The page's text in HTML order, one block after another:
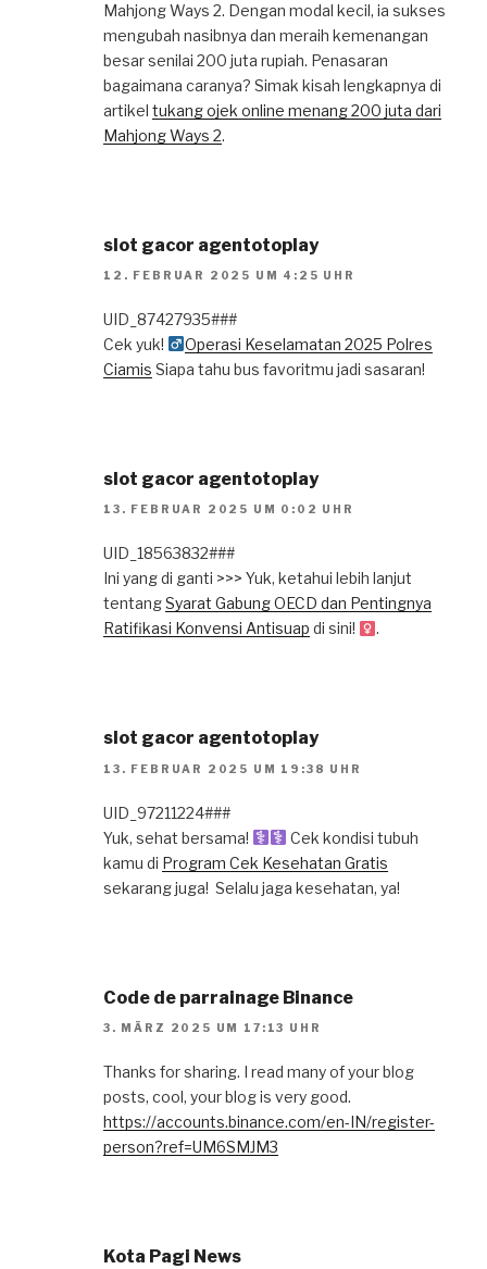
Mahjong Ways 2. Dengan modal kecil, ia sukses
mengubah nasibnya dan meraih kemenangan
besar senilai 200 juta rupiah. Penasaran
bagaimana caranya? Simak kisah lengkapnya di
artikel tukang ojek online menang 200 juta dari
Mahjong Ways 2.
slot gacor agentotoplay
12. FEBRUAR 2025 UM 4:25 UHR
UID_87427935###
Cek yuk! ‍
Operasi Keselamatan 2025 Polres
Ciamis Siapa tahu bus favoritmu jadi sasaran!
slot gacor agentotoplay
13. FEBRUAR 2025 UM 0:02 UHR
UID_18563832###
Ini yang di ganti >>> Yuk, ketahui lebih lanjut
tentangSyarat Gabung OECD dan Pentingnya
Ratifikasi Konvensi Antisuap di sini! .
slot gacor agentotoplay
13. FEBRUAR 2025 UM 19:38 UHR
UID_97211224###
Yuk, sehat bersama! ‍
Cek kondisi tubuh
kamu di Program Cek Kesehatan Gratis
sekarang juga! ️ Selalu jaga kesehatan, ya!
Code de parrainage Binance
3. MÄRZ 2025 UM 17:13 UHR
Thanks for sharing. I read many of your blog
posts, cool, your blog is very good.
https://accounts.binance.com/en-IN/register-
person?ref=UM6SMJM3
Kota Pagi News